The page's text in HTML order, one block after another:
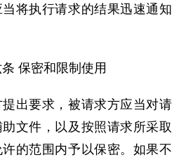
执行请求的结果迅速通知
保密和限制使用
要求，被请求方应当对请
文件，以及按照请求所采取
的范围内予以保密。如果不